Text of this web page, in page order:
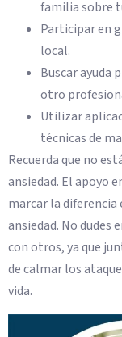
familia sobre
Participar en
local.
Buscar ayuda
otro
Utilizar
técnicas de
Recuerda que no
ansiedad. El apoyo
marcar la diferencia
ansiedad. No dudes
con otros, ya que
de calmar los
vida.